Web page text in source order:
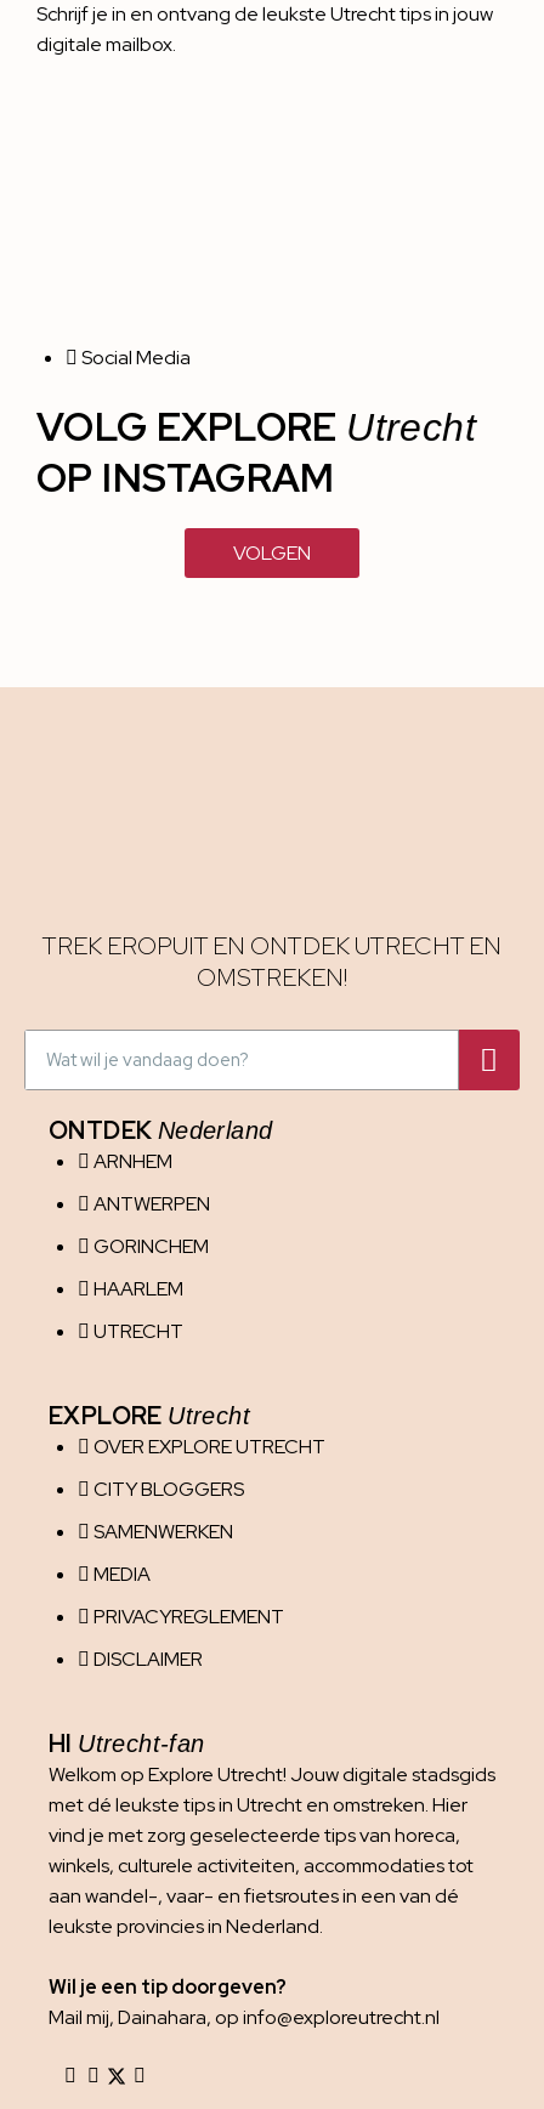
Schrijf je in en ontvang de leukste Utrecht tips in jouw
digitale mailbox.
Social Media
VOLG EXPLORE Utrecht
OP INSTAGRAM
VOLGEN
TREK EROPUIT EN ONTDEK UTRECHT EN
OMSTREKEN!
ONTDEK Nederland
ARNHEM
ANTWERPEN
GORINCHEM
HAARLEM
UTRECHT
EXPLORE Utrecht
OVER EXPLORE UTRECHT
CITY BLOGGERS
SAMENWERKEN
MEDIA
PRIVACYREGLEMENT
DISCLAIMER
HI Utrecht-fan
Welkom op Explore Utrecht! Jouw digitale stadsgids
met dé leukste tips in Utrecht en omstreken. Hier
vind je met zorg geselecteerde tips van horeca,
winkels, culturele activiteiten, accommodaties tot
aan wandel-, vaar- en fietsroutes in een van dé
leukste provincies in Nederland.
Wil je een tip doorgeven?
Mail mij, Dainahara, op info@exploreutrecht.nl